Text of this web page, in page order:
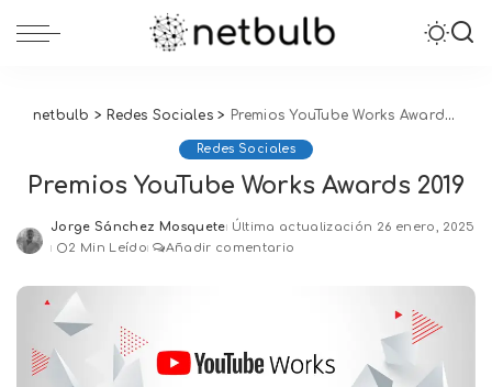
netbulb > Redes Sociales> Premios YouTube Works Awards 2019
Redes Sociales
Premios YouTube Works Awards 2019
Posted
by
Jorge Sánchez Mosquete Última actualización 26 enero, 2025
2 Min Leído
Añadir comentario